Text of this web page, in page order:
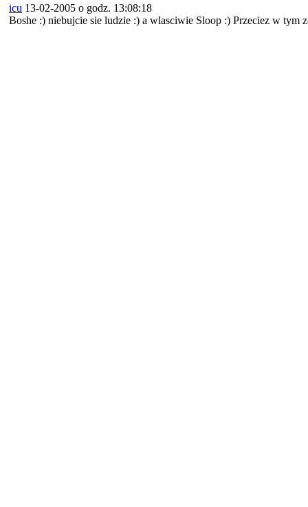
icu 13-02-2005 o godz. 13:08:18
Boshe :) niebujcie sie ludzie :) a wlasciwie Sloop :) Przeciez w